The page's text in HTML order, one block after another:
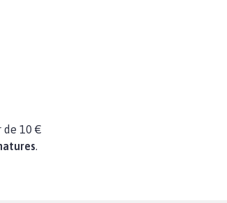
de 10 €
.